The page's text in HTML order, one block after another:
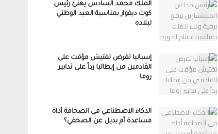
الملك محمد السادس يهنئ رئيس
كوت ديفوار بمناسبة العيد الوطني
لبلاده
إسبانيا تفرض تفتيش مؤقت على
القادمين من إيطاليا رداً على تدابير
روما
الذكاء الاصطناعي في الصحافة أداة
مساعدة أم بديل عن الصحفي؟